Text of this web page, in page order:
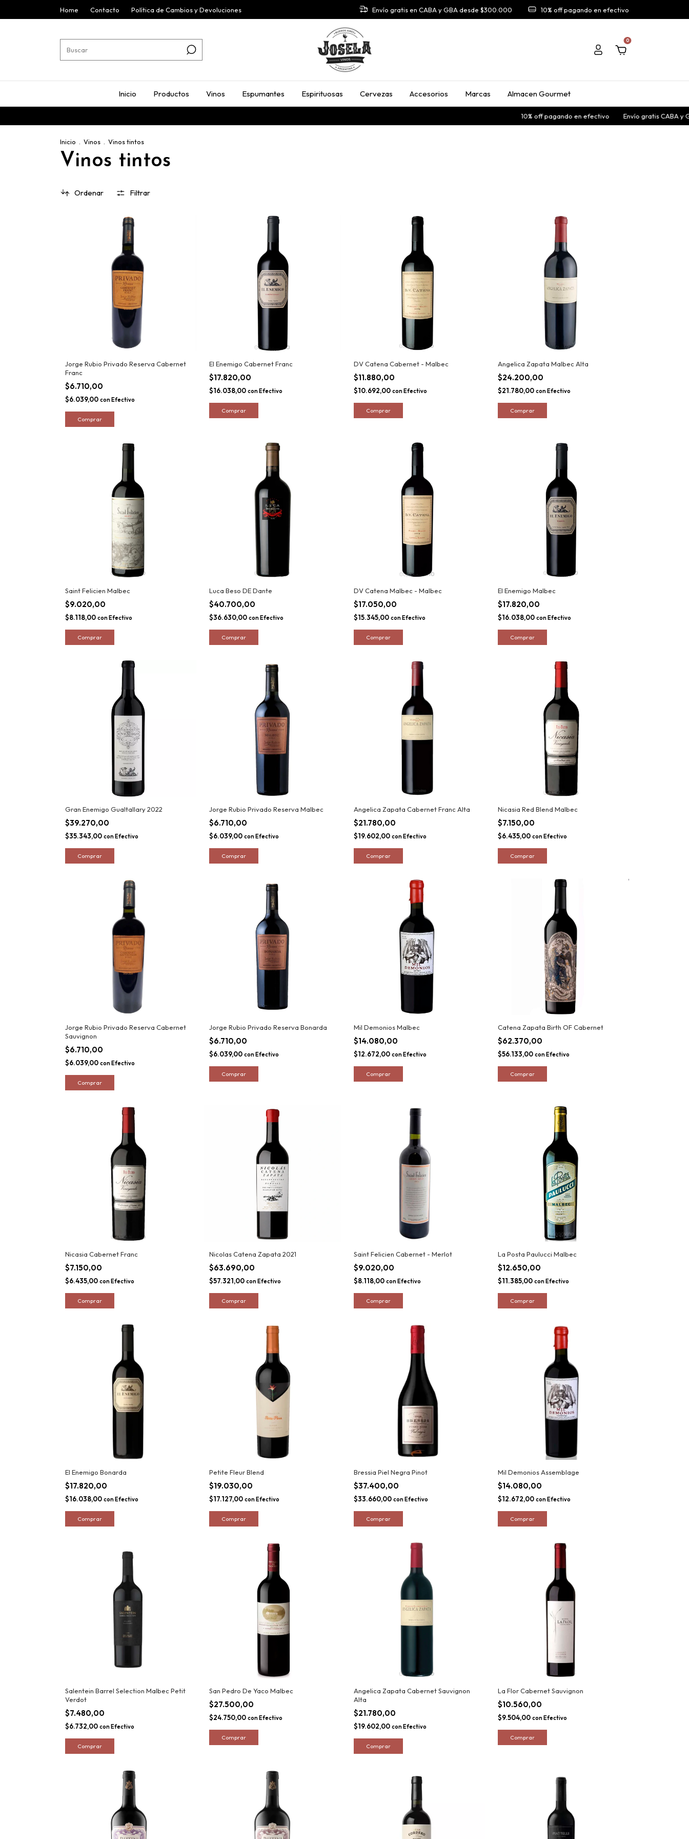
Home Contacto Política de Cambios y Devoluciones Envío gratis en CABA y GBA desde $300.000 10% off pagando en efectivo
0
Inicio Productos Vinos Espumantes Espirituosas Cervezas Accesorios Marcas Almacen Gourmet
10% off pagando en efectivo Envío gratis CABA y GBA
Inicio Vinos Vinos tintos
Vinos tintos
Ordenar Filtrar
Jorge Rubio Privado Reserva Cabernet
Franc
$6.710,00
$6.039,00 con Efectivo
El Enemigo Cabernet Franc
$17.820,00
$16.038,00con Efectivo
DV Catena Cabernet - Malbec
$11.880,00
$10.692,00 con Efectivo
Angelica Zapata Malbec Alta
$24.200,00
$21.780,00 con Efectivo
Saint Felicien Malbec
$9.020,00
$8.118,00 con Efectivo
Luca Beso DE Dante
$40.700,00
$36.630,00con Efectivo
DV Catena Malbec - Malbec
$17.050,00
$15.345,00 con Efectivo
El Enemigo Malbec
$17.820,00
$16.038,00 con Efectivo
Gran Enemigo Gualtallary 2022
$39.270,00
$35.343,00 conEfectivo
Jorge Rubio Privado Reserva Malbec
$6.710,00
$6.039,00conEfectivo
Angelica Zapata Cabernet Franc Alta
$21.780,00
$19.602,00 conEfectivo
Nicasia Red Blend Malbec
$7.150,00
$6.435,00 conEfectivo
Jorge Rubio Privado Reserva Cabernet
Sauvignon
$6.710,00
$6.039,00 con Efectivo
Jorge Rubio Privado Reserva Bonarda
$6.710,00
$6.039,00con Efectivo
Mil Demonios Malbec
$14.080,00
$12.672,00 con Efectivo
Catena Zapata Birth OF Cabernet
$62.370,00
$56.133,00 con Efectivo
Nicasia Cabernet Franc
$7.150,00
$6.435,00 con Efectivo
Nicolas Catena Zapata 2021
$63.690,00
$57.321,00con Efectivo
Saint Felicien Cabernet - Merlot
$9.020,00
$8.118,00 con Efectivo
La Posta Paulucci Malbec
$12.650,00
$11.385,00 con Efectivo
El Enemigo Bonarda
$17.820,00
$16.038,00 con Efectivo
Petite Fleur Blend
$19.030,00
$17.127,00con Efectivo
Bressia Piel Negra Pinot
$37.400,00
$33.660,00 con Efectivo
Mil Demonios Assemblage
$14.080,00
$12.672,00 con Efectivo
Salentein Barrel Selection Malbec Petit
Verdot
$7.480,00
$6.732,00 conEfectivo
San Pedro De Yaco Malbec
$27.500,00
$24.750,00conEfectivo
Angelica Zapata Cabernet Sauvignon
Alta
$21.780,00
$19.602,00 conEfectivo
La Flor Cabernet Sauvignon
$10.560,00
$9.504,00 conEfectivo